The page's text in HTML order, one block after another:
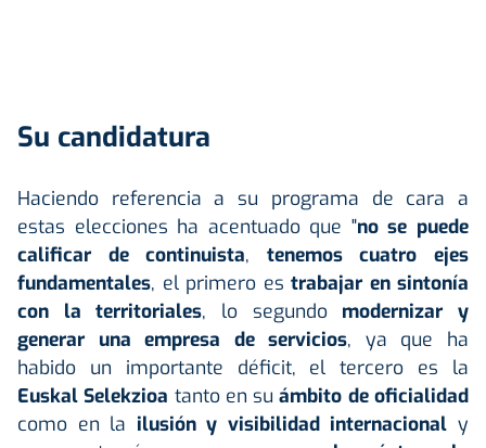
Su candidatura
Haciendo referencia a su programa de cara a
estas elecciones ha acentuado que "no se puede
calificar de continuista, tenemos cuatro ejes
fundamentales, el primero es trabajar en sintonía
con la territoriales, lo segundo modernizar y
generar una empresa de servicios, ya que ha
habido un importante déficit, el tercero es la
Euskal Selekzioa tanto en suámbito de oficialidad
como en la ilusión y visibilidad internacionaly